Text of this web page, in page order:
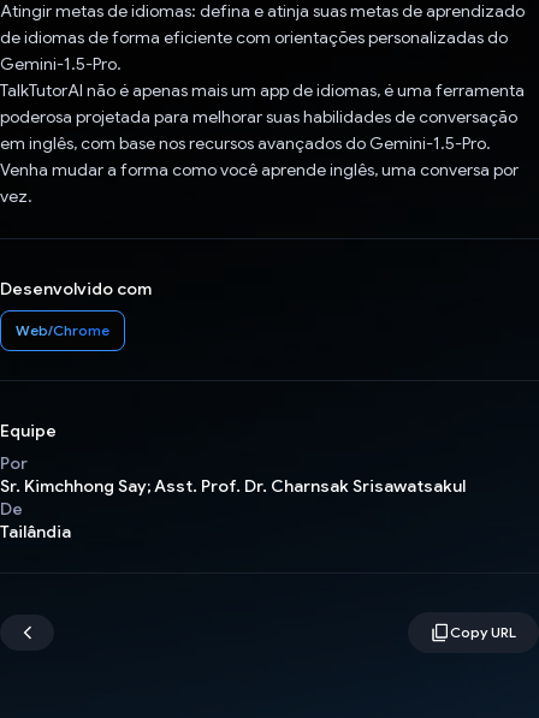
Atingir metas de idiomas: defina e atinja suas metas de aprendizado
de idiomas de forma eficiente com orientações personalizadas do
Gemini-1.5-Pro.
TalkTutorAI não é apenas mais um app de idiomas, é uma ferramenta
poderosa projetada para melhorar suas habilidades de conversação
em inglês, com base nos recursos avançados do Gemini-1.5-Pro.
Venha mudar a forma como você aprende inglês, uma conversa por
vez.
Desenvolvido com
Web/Chrome
Equipe
Por
Sr. Kimchhong Say; Asst. Prof. Dr. Charnsak Srisawatsakul
De
Tailândia